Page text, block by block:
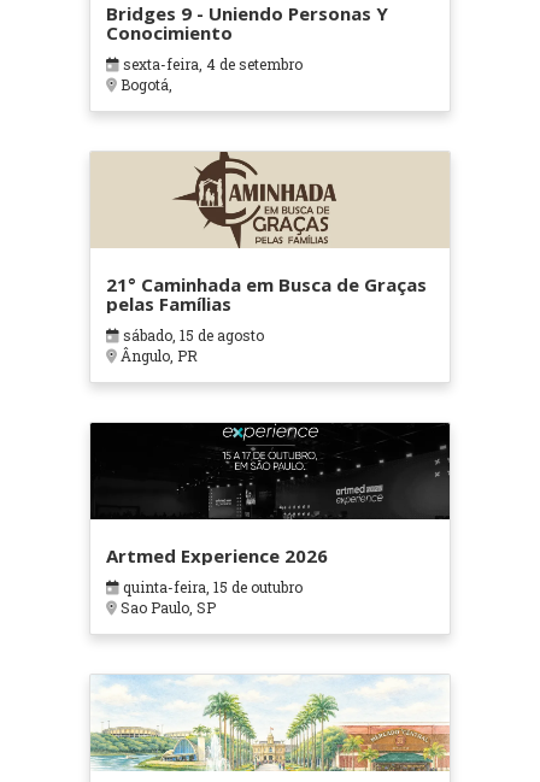
Bridges 9 - Uniendo Personas Y
Conocimiento
sexta-feira, 4 de setembro
Bogotá,
21° Caminhada em Busca de Graças
pelas Famílias
sábado, 15 de agosto
Ângulo, PR
Artmed Experience 2026
quinta-feira, 15 de outubro
Sao Paulo, SP